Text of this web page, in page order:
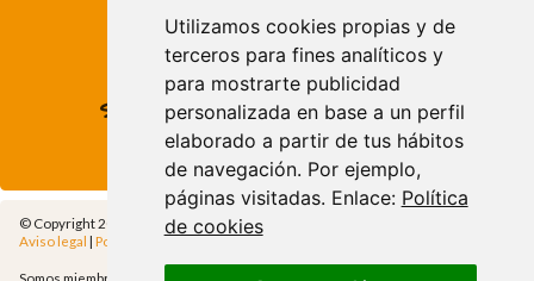
Utilizamos cookies propias y de
terceros para fines analíticos y
para mostrarte publicidad
personalizada en base a un perfil
elaborado a partir de tus hábitos
de navegación. Por ejemplo,
páginas visitadas. Enlace: Política
de cookies
info@apivend.com
Síguenos!
© Copyright 2014 - Apivend 2000 SL |Todos los derechos reservados
Aviso legal | Política de privacidad|Política de cookies
Somos miembros de